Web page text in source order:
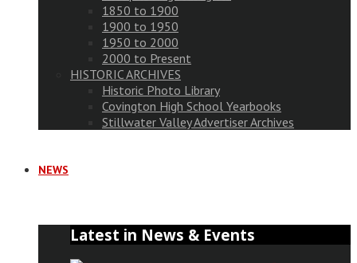
1850 to 1900
1900 to 1950
1950 to 2000
2000 to Present
HISTORIC ARCHIVES
Historic Photo Library
Covington High School Yearbooks
Stillwater Valley Advertiser Archives
NEWS
Latest in News & Events